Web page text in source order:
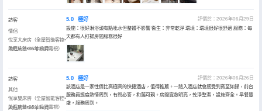
訪客
情侶
悅享大床房（全屋智能客控•
助眠床墊•65寸投屏電視）
入住於2026年06月
5.0 極好
評價於：2026年06月29日
設施：很好淋浴頭有點呲水但整體不影響 衞生：非常乾淨 環境：環境很好很舒適 服務：每
天都有人打掃房間服務很好
訪客
其他
悅享雙床房（全屋智能客控•
助眠床墊•65寸投屏電視）
入住於2026年06月
5.0 極好
評價於：2026年06月26日
該酒店是一家性價比高極高的快捷酒店，值得推薦。一踏入酒店就會感受到賓至如歸，前台
服務員態度熱情周到，有問必答，和藹可親。房間寬敞明亮，乾淨整潔，設施齊全。早餐豐
盛，服務周到。